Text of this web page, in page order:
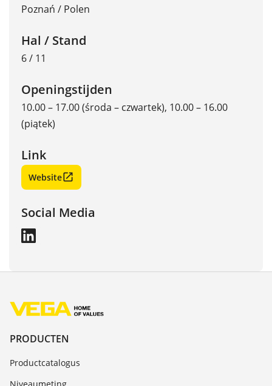
Poznań / Polen
Hal / Stand
6 / 11
Openingstijden
10.00 – 17.00 (środa – czwartek), 10.00 – 16.00
(piątek)
Link
Website
Social Media
PRODUCTEN
Productcatalogus